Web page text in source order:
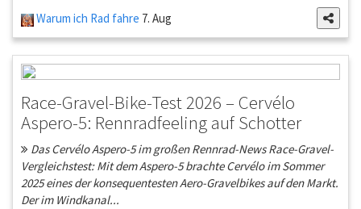
Warum ich Rad fahre 7. Aug
Race-Gravel-Bike-Test 2026 – Cervélo
Aspero-5: Rennradfeeling auf Schotter
Das Cervélo Aspero-5 im großen Rennrad-News Race-Gravel-
Vergleichstest: Mit dem Aspero-5 brachte Cervélo im Sommer
2025 eines der konsequentesten Aero-Gravelbikes auf den Markt.
Der im Windkanal...